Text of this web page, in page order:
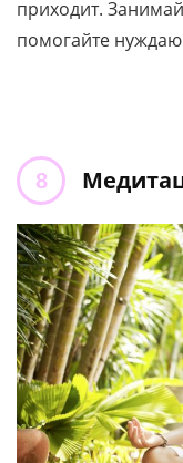
приходит.
помогайте